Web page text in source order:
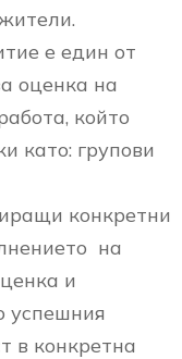
е един от
оценка на
който
като: групови
конкретни
на
и
успешния
в конкретна